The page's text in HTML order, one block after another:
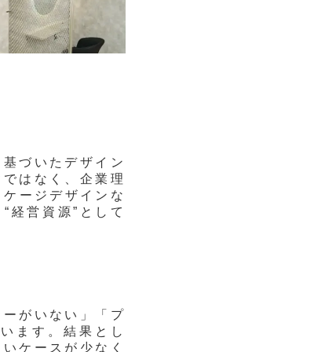
づいたデザイン
はなく、企業理
ージデザインな
経営資源”として
がいない」「プ
ます。結果とし
ケースが少なく